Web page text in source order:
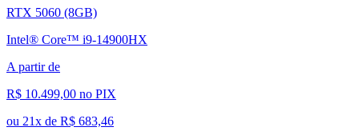
RTX 5060 (8GB)
Intel® Core™ i9-14900HX
A partir de
R$ 10.499,00 no PIX
ou 21x de R$ 683,46